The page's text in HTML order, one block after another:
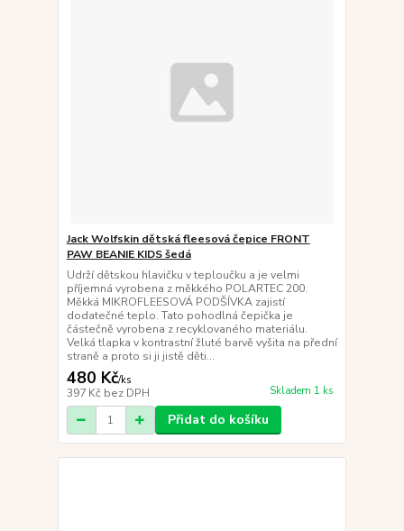
Jack Wolfskin dětská fleesová čepice FRONT
PAW BEANIE KIDS šedá
Udrží dětskou hlavičku v teploučku a je velmi
příjemná vyrobena z měkkého POLARTEC 200.
Měkká MIKROFLEESOVÁ PODŠÍVKA zajistí
dodatečné teplo. Tato pohodlná čepička je
částečně vyrobena z recyklovaného materiálu.
Velká tlapka v kontrastní žluté barvě vyšita na přední
straně a proto si ji jistě děti...
480 Kč/ks
397 Kč bez DPH Skladem 1 ks
Přidat do košíku